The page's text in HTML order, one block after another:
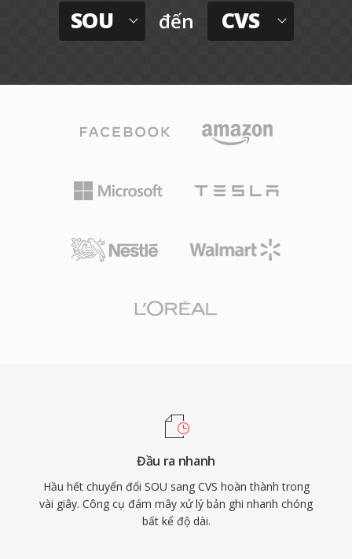
SOU đến CVS
Đầu ra nhanh
Hầu hết chuyển đổi SOU sang CVS hoàn thành trong
vài giây. Công cụ đám mây xử lý bản ghi nhanh chóng
bất kể độ dài.